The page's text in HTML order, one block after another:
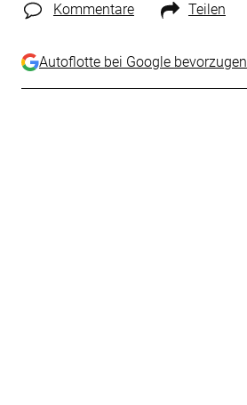
Kommentare Teilen
Autoflotte bei Google bevorzugen